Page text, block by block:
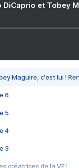
DiCaprio et Tobey
Maguire, c'est lui !
6
5
4
3
créatrices de la VF !